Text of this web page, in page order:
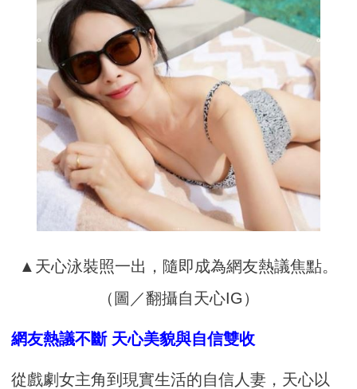
▲天心泳裝照一出，隨即成為網友熱議焦點。
（圖／翻攝自天心IG）
網友熱議不斷 天心美貌與自信雙收
從戲劇女主角到現實生活的自信人妻，天心以